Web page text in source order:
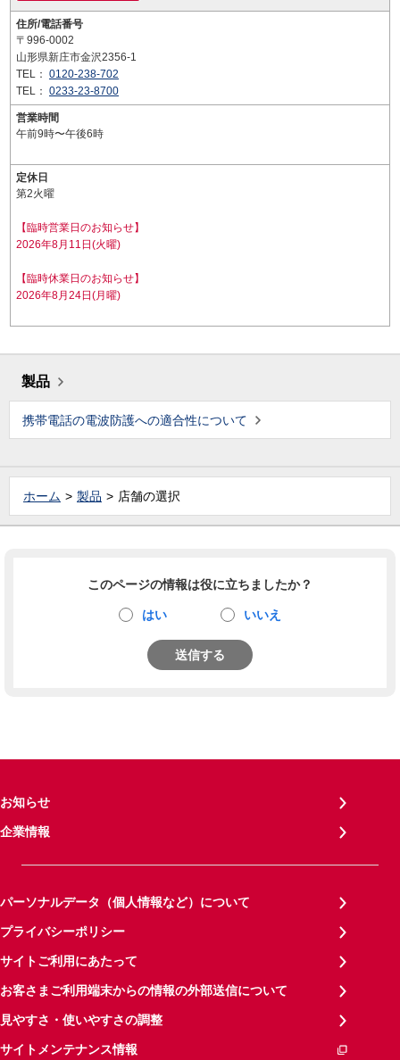
住所/電話番号
〒996-0002
山形県新庄市金沢2356-1
TEL： 0120-238-702
TEL： 0233-23-8700
営業時間
午前9時〜午後6時
定休日
第2火曜
【臨時営業日のお知らせ】
2026年8月11日(火曜)
【臨時休業日のお知らせ】
2026年8月24日(月曜)
製品
携帯電話の電波防護への適合性について
ホーム 製品 店舗の選択
このページの情報は役に立ちましたか？
はい いいえ
送信する
お知らせ
企業情報
パーソナルデータ（個人情報など）について
プライバシーポリシー
サイトご利用にあたって
お客さまご利用端末からの情報の外部送信について
見やすさ・使いやすさの調整
サイトメンテナンス情報